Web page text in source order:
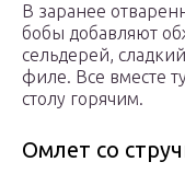
В заранее
бобы добавляют
сельдерей,
филе. Все вместе
столу горячим.
Омлет со